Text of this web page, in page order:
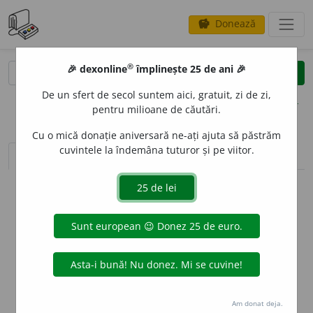
savings Donează
clear
opțiuni
sinteza definițiilor (1) definiții (14) declinări
info
Aceste definiții sunt compilate de
echipa dexonline. Definițiile
originale se află pe filadefiniții.
preferințe
🎉 dexonline® împlinește 25 de ani 🎉
De un sfert de secol suntem aici, gratuit, zi de zi,
pentru milioane de căutări.
Cu o mică donație aniversară ne-ați ajuta să păstrăm
cuvintele la îndemâna tuturor și pe viitor.
Am donat deja.